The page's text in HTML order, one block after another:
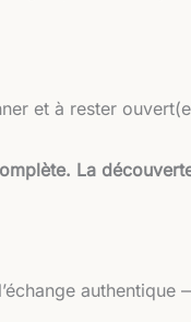
et à rester
La
authentique